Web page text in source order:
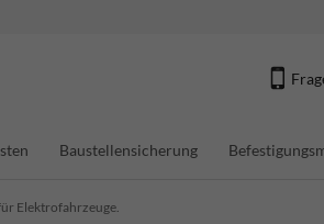
Baustellensicherung
Elektrofahrzeuge.